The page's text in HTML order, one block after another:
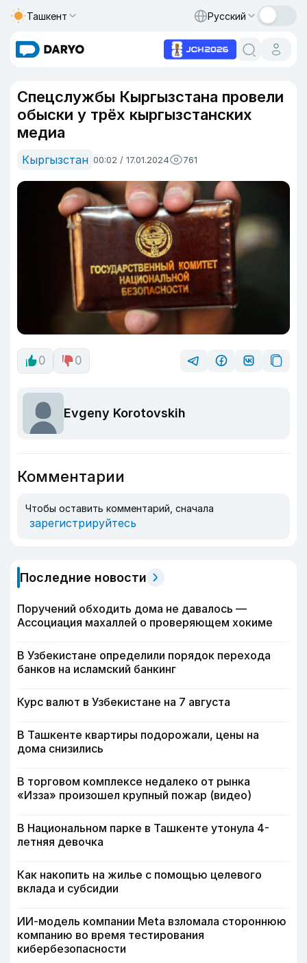
Ташкент Русский
Спецслужбы Кыргызстана провели
обыски у трёх кыргызстанских
медиа
Кыргызстан 00:02 / 17.01.2024 761
0 0
Evgeny Korotovskih
Комментарии
Чтобы оставить комментарий, сначала
зарегистрируйтесь
Последние новости
Поручений обходить дома не давалось —
Ассоциация махаллей о проверяющем хокиме
В Узбекистане определили порядок перехода
банков на исламский банкинг
Курс валют в Узбекистане на 7 августа
В Ташкенте квартиры подорожали, цены на
дома снизились
В торговом комплексе недалеко от рынка
«Изза» произошел крупный пожар (видео)
В Национальном парке в Ташкенте утонула 4-
летняя девочка
Как накопить на жилье с помощью целевого
вклада и субсидии
ИИ-модель компании Meta взломала стороннюю
компанию во время тестирования
кибербезопасности